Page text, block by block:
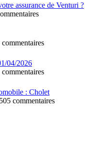
assurance de Venturi ?
commentaires
04/2026
commentaires
: Cholet
5 commentaires